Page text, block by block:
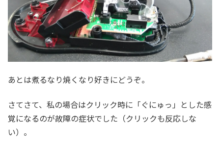
あとは煮るなり焼くなり好きにどうぞ。
さてさて、私の場合はクリック時に「ぐにゅっ」とした感
覚になるのが故障の症状でした（クリックも反応しな
い）。